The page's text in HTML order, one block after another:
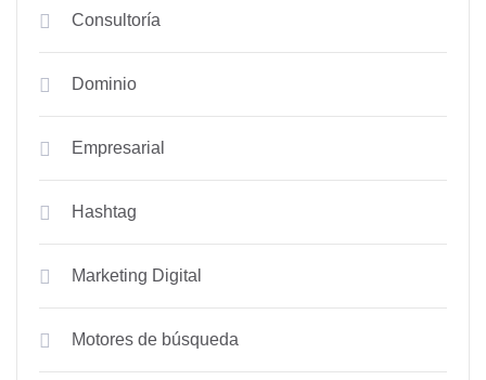
Consultoría
Dominio
Empresarial
Hashtag
Marketing Digital
Motores de búsqueda